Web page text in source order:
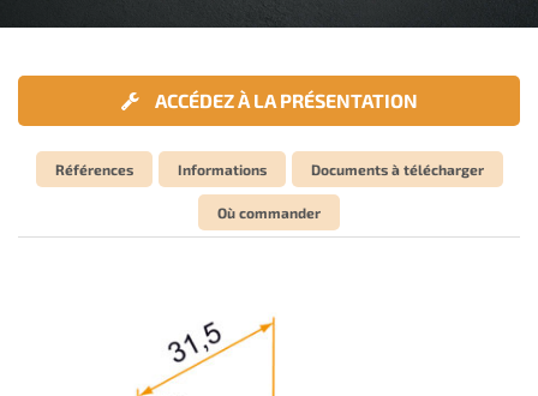
ACCÉDEZ À LA PRÉSENTATION
Références Informations Documents à télécharger
Où commander